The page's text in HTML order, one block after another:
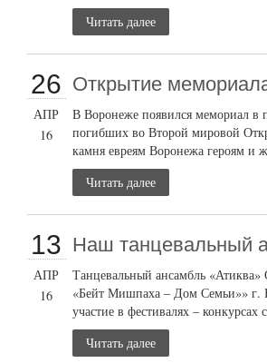
Читать далее
26
АПР
16
Открытие
В Воронеже появился мемориал в
погибших во Второй мировой
камня евреям Воронежа героям и
Читать далее
13
АПР
16
Наш танцевальный
Танцевальный ансамбль
«Бейт Мишпаха – Дом Семьи»» г.
участие в фестивалях – конкурсах
Читать далее